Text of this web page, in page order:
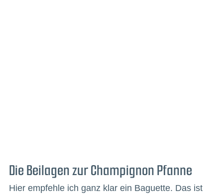
Die Beilagen zur Champignon Pfanne
Hier empfehle ich ganz klar ein Baguette. Das ist